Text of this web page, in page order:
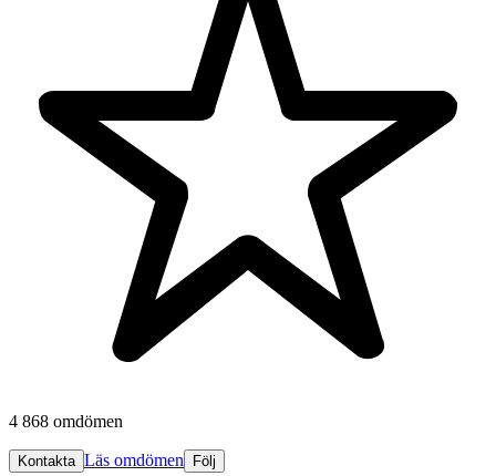
4 868 omdömen
Kontakta Läs omdömen Följ